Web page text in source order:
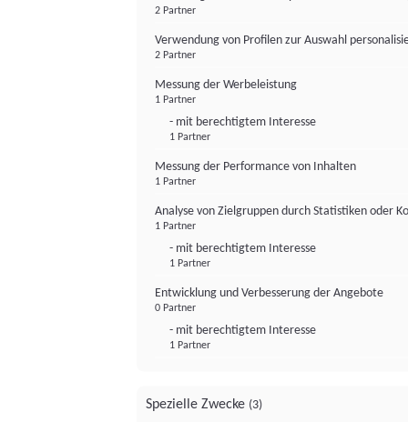
2 Partner
Verwendung von Profilen zur Auswahl
2 Partner
Messung der Werbeleistung
1 Partner
- mit berechtigtem Interesse
1 Partner
Messung der Performance von Inhalten
1 Partner
Analyse von Zielgruppen durch Statistiken oder
1 Partner
- mit berechtigtem Interesse
1 Partner
Entwicklung und Verbesserung der Angebote
0 Partner
- mit berechtigtem Interesse
1 Partner
Spezielle Zwecke (3)